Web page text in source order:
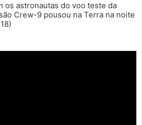
os astronautas do voo teste da
Crew-9 pousou na Terra na noite